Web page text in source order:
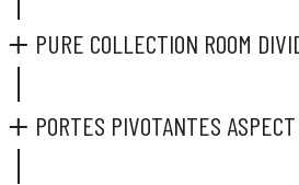
PURE COLLECTION ROOM
PORTES PIVOTANTES